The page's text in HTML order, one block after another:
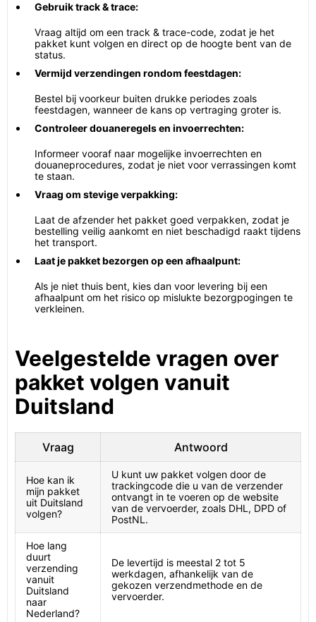
Gebruik track & trace:
Vraag altijd om een track & trace-code, zodat je het
pakket kunt volgen en direct op de hoogte bent van de
status.
Vermijd verzendingen rondom feestdagen:
Bestel bij voorkeur buiten drukke periodes zoals
feestdagen, wanneer de kans op vertraging groter is.
Controleer douaneregels en invoerrechten:
Informeer vooraf naar mogelijke invoerrechten en
douaneprocedures, zodat je niet voor verrassingen komt
te staan.
Vraag om stevige verpakking:
Laat de afzender het pakket goed verpakken, zodat je
bestelling veilig aankomt en niet beschadigd raakt tijdens
het transport.
Laat je pakket bezorgen op een afhaalpunt:
Als je niet thuis bent, kies dan voor levering bij een
afhaalpunt om het risico op mislukte bezorgpogingen te
verkleinen.
Veelgestelde vragen over
pakket volgen vanuit
Duitsland
Vraag Antwoord
Hoe kan ik
mijn pakket
uit Duitsland
volgen?
U kunt uw pakket volgen door de
trackingcode die u van de verzender
ontvangt in te voeren op de website
van de vervoerder, zoals DHL, DPD of
PostNL.
Hoe lang
duurt
verzending
vanuit
Duitsland
naar
Nederland?
De levertijd is meestal 2 tot 5
werkdagen, afhankelijk van de
gekozen verzendmethode en de
vervoerder.